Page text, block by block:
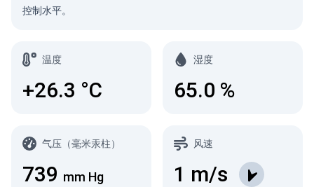
控制水平。
温度
+26.3 °C
湿度
65.0 %
气压（毫米汞柱）
739 mm Hg
风速
1 m/s